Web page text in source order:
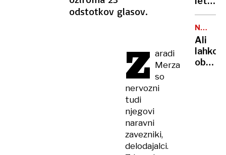
odstotkov glasov.
Z aradi
Merza
so
nervozni
tudi
njegovi
naravni
zavezniki,
delodajalci.
držav
že
trije
mrtvi:
zakaj
Ali
lahko